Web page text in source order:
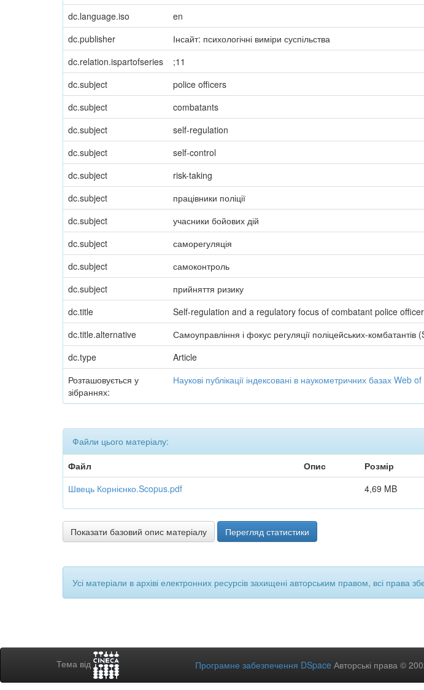
dc.language.iso en
dc.publisher
Інсайт: психологічні виміри суспільства
dc.relation.ispartofseries
;11
dc.subject
police officers
dc.subject
combatants
dc.subject
self-regulation
dc.subject
self-control
dc.subject
risk-taking
dc.subject
працівники поліції
dc.subject
учасники бойових дій
dc.subject
саморегуляція
dc.subject
самоконтроль
dc.subject
прийняття ризику
dc.title
Self-regulation and a regulatory focus of combatant police
dc.title.alternative
Самоуправління і фокус регуляції поліцейських-комбатантів
dc.type
Article
Розташовується у
зібраннях:
Наукові публікації індексовані в наукометричних базах Web
Файли цього матеріалу:
Файл
Опис Розмір
Швець Корнієнко.Scopus.pdf
4,69 MB
Показати базовий опис матеріалу Перегляд статистики
Усі матеріали в архіві електронних ресурсів захищені авторським правом, всі права
Тема від Програмне забезпечення DSpace Авторські права ©